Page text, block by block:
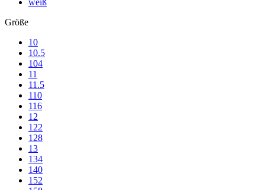
weiß
Größe
10
10.5
104
11
11.5
110
116
12
122
128
13
134
140
152